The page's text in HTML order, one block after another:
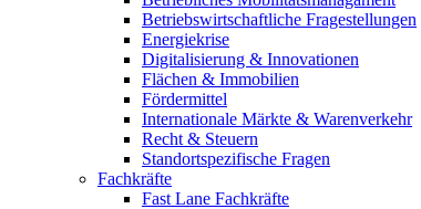
Betriebswirtschaftliche Fragestellungen
Energiekrise
Digitalisierung & Innovationen
Flächen & Immobilien
Fördermittel
Internationale Märkte & Warenverkehr
Recht & Steuern
Standortspezifische Fragen
Fachkräfte
Fast Lane Fachkräfte